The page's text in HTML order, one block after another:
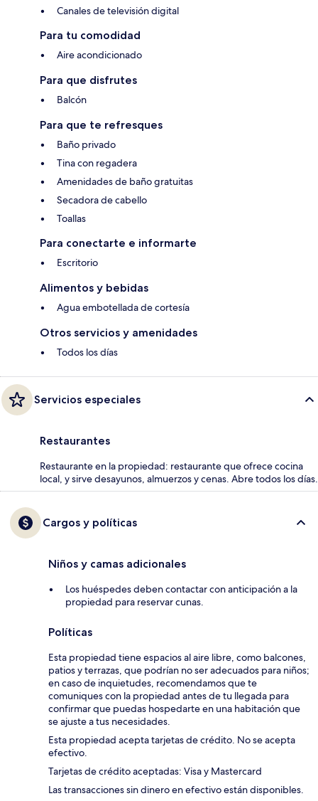
Canales de televisión digital
Para tu comodidad
Aire acondicionado
Para que disfrutes
Balcón
Para que te refresques
Baño privado
Tina con regadera
Amenidades de baño gratuitas
Secadora de cabello
Toallas
Para conectarte e informarte
Escritorio
Alimentos y bebidas
Agua embotellada de cortesía
Otros servicios y amenidades
Todos los días
Servicios especiales
Restaurantes
Restaurante en la propiedad: restaurante que ofrece cocina
local, y sirve desayunos, almuerzos y cenas. Abre todos los días.
Cargos y políticas
Niños y camas adicionales
Los huéspedes deben contactar con anticipación a la
propiedad para reservar cunas.
Políticas
Esta propiedad tiene espacios al aire libre, como balcones,
patios y terrazas, que podrían no ser adecuados para niños;
en caso de inquietudes, recomendamos que te
comuniques con la propiedad antes de tu llegada para
confirmar que puedas hospedarte en una habitación que
se ajuste a tus necesidades.
Esta propiedad acepta tarjetas de crédito. No se acepta
efectivo.
Tarjetas de crédito aceptadas: Visa y Mastercard
Las transacciones sin dinero en efectivo están disponibles.